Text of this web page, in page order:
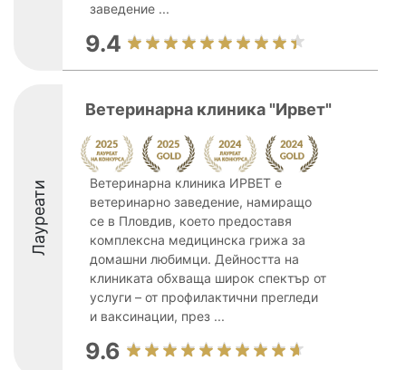
заведение ...
9.4
Лауреати
Ветеринарна клиника "Ирвет"
Ветеринарна клиника ИРВЕТ е
ветеринарно заведение, намиращо
се в Пловдив, което предоставя
комплексна медицинска грижа за
домашни любимци. Дейността на
клиниката обхваща широк спектър от
услуги – от профилактични прегледи
и ваксинации, през ...
9.6